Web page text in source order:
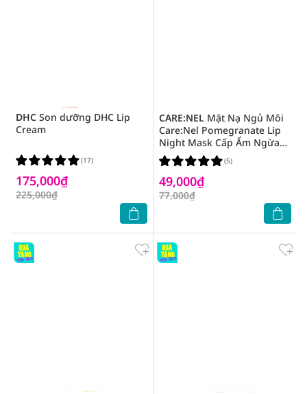
DHC Son dưỡng DHC Lip
Cream
175,000₫
225,000₫
(17)
CARE:NEL Mặt Nạ Ngủ Môi
Care:Nel Pomegranate Lip
Night Mask Cấp Ẩm Ngừa
Nứt Nẻ Hương Lựu 5g
49,000₫
77,000₫
(5)